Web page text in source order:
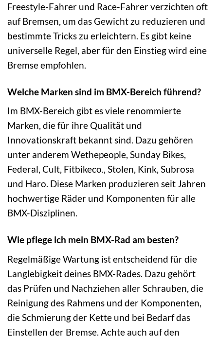
Freestyle-Fahrer und Race-Fahrer verzichten oft
auf Bremsen, um das Gewicht zu reduzieren und
bestimmte Tricks zu erleichtern. Es gibt keine
universelle Regel, aber für den Einstieg wird eine
Bremse empfohlen.
Welche Marken sind im BMX-Bereich führend?
Im BMX-Bereich gibt es viele renommierte
Marken, die für ihre Qualität und
Innovationskraft bekannt sind. Dazu gehören
unter anderem Wethepeople, Sunday Bikes,
Federal, Cult, Fitbikeco., Stolen, Kink, Subrosa
und Haro. Diese Marken produzieren seit Jahren
hochwertige Räder und Komponenten für alle
BMX-Disziplinen.
Wie pflege ich mein BMX-Rad am besten?
Regelmäßige Wartung ist entscheidend für die
Langlebigkeit deines BMX-Rades. Dazu gehört
das Prüfen und Nachziehen aller Schrauben, die
Reinigung des Rahmens und der Komponenten,
die Schmierung der Kette und bei Bedarf das
Einstellen der Bremse. Achte auch auf den